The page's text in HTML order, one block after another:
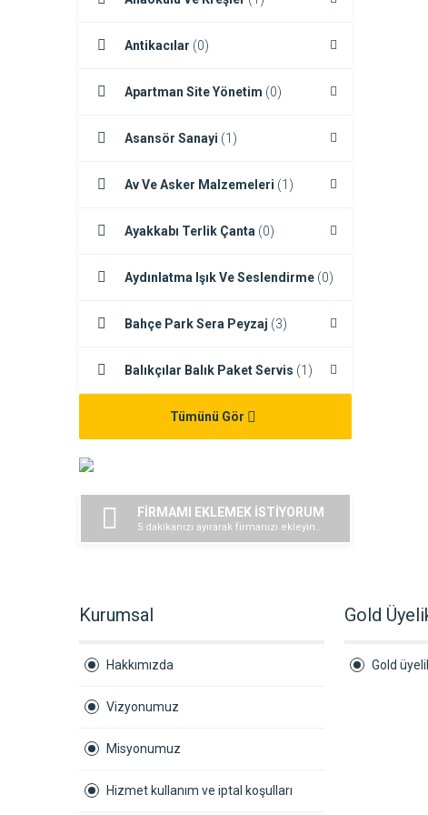
Antikacılar (0)
Apartman Site Yönetim (0)
Asansör Sanayi (1)
Av Ve Asker Malzemeleri (1)
Ayakkabı Terlik Çanta (0)
Aydınlatma Işık Ve Seslendirme (0)
Bahçe Park Sera Peyzaj (3)
Balıkçılar Balık Paket Servis (1)
Tümünü Gör
FİRMAMI EKLEMEK İSTİYORUM
5 dakikanızı ayırarak firmanızı ekleyin..
Kurumsal
Hakkımızda
Vizyonumuz
Misyonumuz
Hizmet kullanım ve iptal koşulları
Gold
Gold